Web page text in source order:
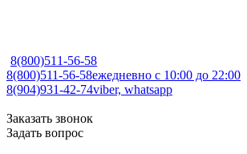
8(800)511-56-58
8(800)511-56-58ежедневно с 10:00 до 22:00
8(904)931-42-74viber, whatsapp
Заказать звонок
Задать вопрос